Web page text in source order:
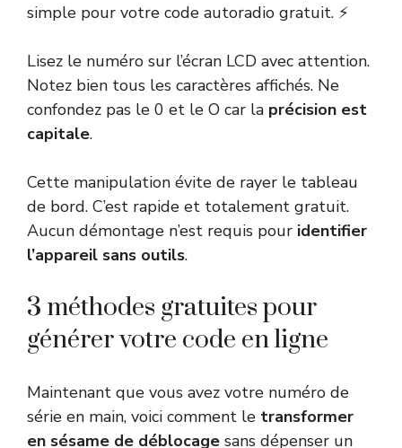
simple pour votre code autoradio gratuit. ⚡
Lisez le numéro sur l’écran LCD avec attention.
Notez bien tous les caractères affichés. Ne
confondez pas le 0 et le O car la précision est
capitale.
Cette manipulation évite de rayer le tableau
de bord. C’est rapide et totalement gratuit.
Aucun démontage n’est requis pour identifier
l’appareil sans outils.
3 méthodes gratuites pour
générer votre code en ligne
Maintenant que vous avez votre numéro de
série en main, voici comment le transformer
en sésame de déblocage sans dépenser un